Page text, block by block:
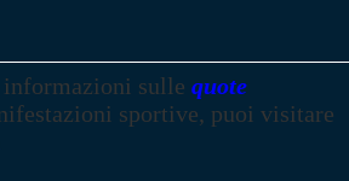
informazioni sulle quote
sportive, puoi visitare